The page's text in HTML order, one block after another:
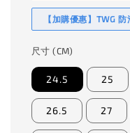
【加購優惠】TWG 防
尺寸 (CM)
24.5 25
26.5 27